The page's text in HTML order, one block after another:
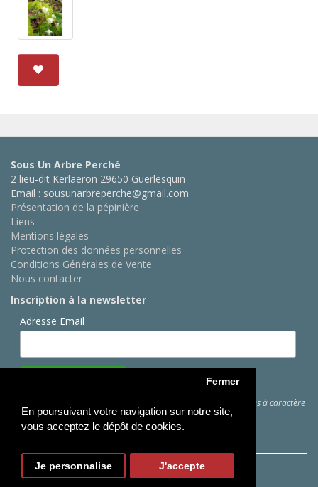
En poursuivant votre navigation sur notre site,
vous acceptez le dépôt de cookies.
Fermer
Je personnalise J'accepte
Sous Un Arbre Perché
2 lieu-dit Kerlaeron 29650 Guerlesquin
Email : sousunarbreperche@gmail.com
Présentation de la pépinière
Liens
Mentions légales
Protection des données personnelles
Conditions Générales de Vente
Nous contacter
Inscription à la newsletter
Adresse Email
pour des informations sur les traitements de données à caractère
personnel
Copyright © Sous Un Arbre Perché